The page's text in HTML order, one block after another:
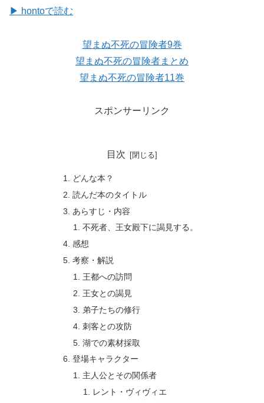
▶ hontoで読む
望まぬ不死の冒険者9巻
望まぬ不死の冒険者まとめ
望まぬ不死の冒険者11巻
スポンサーリンク
目次
どんな本？
読んだ本のタイトル
あらすじ・内容
不死者、王女殿下に謁見する。
感想
考察・解説
王都への訪問
王女との謁見
弟子たちの修行
刺客との攻防
湖での素材採取
登場キャラクター
主人公とその関係者
レント・ヴィヴィエ